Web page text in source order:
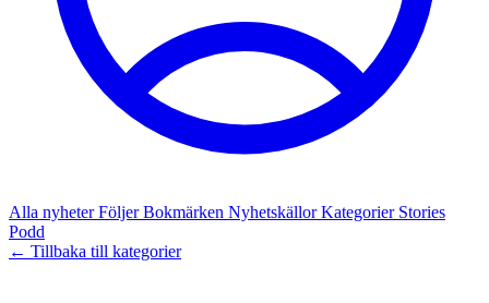
Alla nyheterFöljerBokmärken NyhetskällorKategorier Stories
Podd
← Tillbaka till kategorier